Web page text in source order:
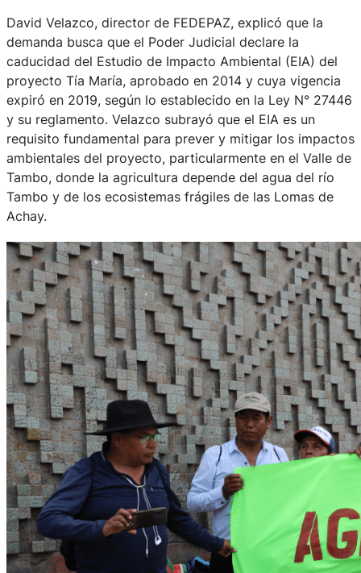
David Velazco, director de FEDEPAZ, explicó que la
demanda busca que el Poder Judicial declare la
caducidad del Estudio de Impacto Ambiental (EIA) del
proyecto Tía María, aprobado en 2014 y cuya vigencia
expiró en 2019, según lo establecido en la Ley N° 27446
y su reglamento. Velazco subrayó que el EIA es un
requisito fundamental para prever y mitigar los impactos
ambientales del proyecto, particularmente en el Valle de
Tambo, donde la agricultura depende del agua del río
Tambo y de los ecosistemas frágiles de las Lomas de
Achay.